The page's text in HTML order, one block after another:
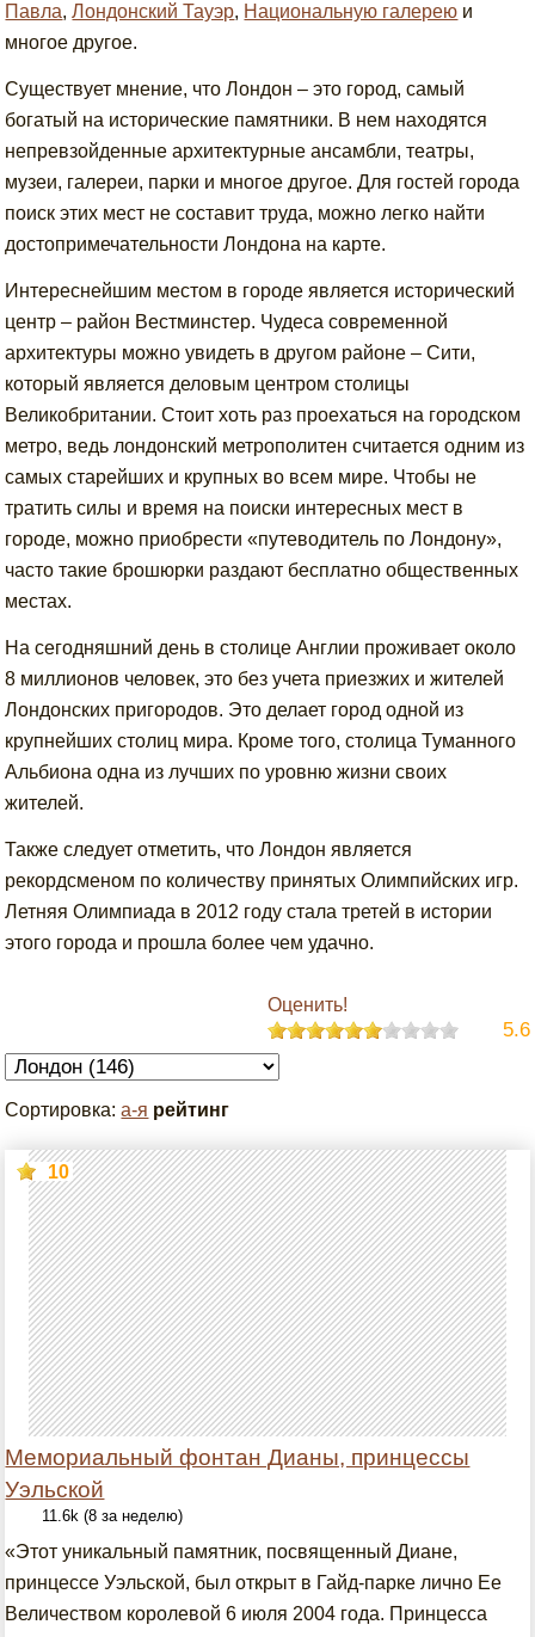
Павла,Лондонский Тауэр, Национальную галерею и
многое другое.
Существует мнение, что Лондон – это город, самый
богатый на исторические памятники. В нем находятся
непревзойденные архитектурные ансамбли, театры,
музеи, галереи, парки и многое другое. Для гостей города
поиск этих мест не составит труда, можно легко найти
достопримечательности Лондона на карте.
Интереснейшим местом в городе является исторический
центр – район Вестминстер. Чудеса современной
архитектуры можно увидеть в другом районе – Сити,
который является деловым центром столицы
Великобритании. Стоит хоть раз проехаться на городском
метро, ведь лондонский метрополитен считается одним из
самых старейших и крупных во всем мире. Чтобы не
тратить силы и время на поиски интересных мест в
городе, можно приобрести «путеводитель по Лондону»,
часто такие брошюрки раздают бесплатно общественных
местах.
На сегодняшний день в столице Англии проживает около
8 миллионов человек, это без учета приезжих и жителей
Лондонских пригородов. Это делает город одной из
крупнейших столиц мира. Кроме того, столица Туманного
Альбиона одна из лучших по уровню жизни своих
жителей.
Также следует отметить, что Лондон является
рекордсменом по количеству принятых Олимпийских игр.
Летняя Олимпиада в 2012 году стала третей в истории
этого города и прошла более чем удачно.
Оценить!
5.6
Сортировка:а-я рейтинг
Мемориальный фонтан Дианы, принцессы
Уэльской
10
11.6k (8 за неделю)
«Этот уникальный памятник, посвященный Диане,
принцессе Уэльской, был открыт в Гайд-парке лично Ее
Величеством королевой 6 июля 2004 года. Принцесса